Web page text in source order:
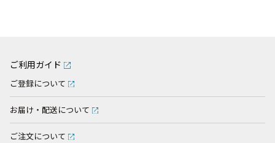
ご利用ガイド
ご登録について
お届け・配送について
ご注文について